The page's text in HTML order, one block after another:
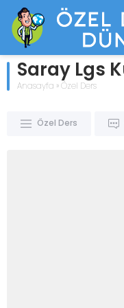
Saray Lgs
Anasayfa » Özel Ders
Özel Ders